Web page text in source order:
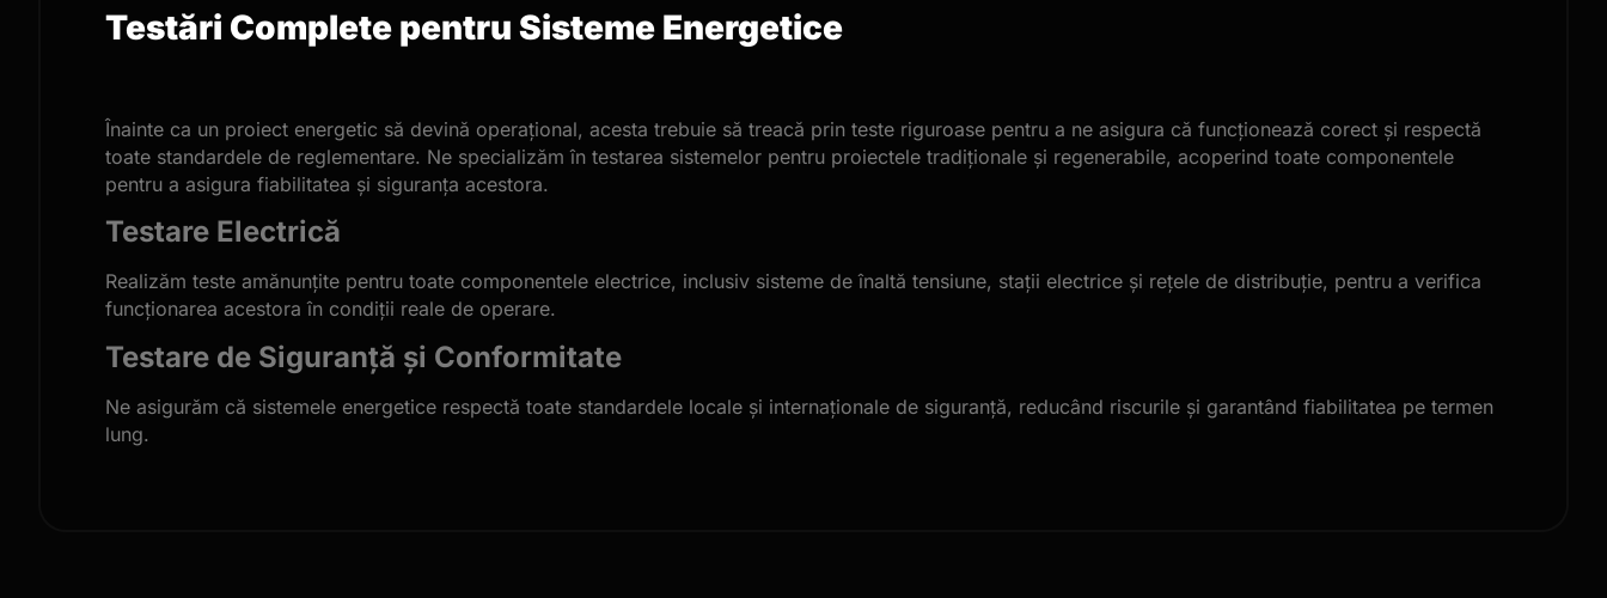
Testări Complete pentru Sisteme Energetice
Înainte ca un proiect energetic să devină operațional, acesta trebuie să treacă prin teste riguroase pentru a ne asigura că funcționează corect și respectă
toate standardele de reglementare. Ne specializăm în testarea sistemelor pentru proiectele tradiționale și regenerabile, acoperind toate componentele
pentru a asigura fiabilitatea și siguranța acestora.
Testare Electrică
Realizăm teste amănunțite pentru toate componentele electrice, inclusiv sisteme de înaltă tensiune, stații electrice și rețele de distribuție, pentru a verifica
funcționarea acestora în condiții reale de operare.
Testare de Siguranță și Conformitate
Ne asigurăm că sistemele energetice respectă toate standardele locale și internaționale de siguranță, reducând riscurile și garantând fiabilitatea pe termen
lung.